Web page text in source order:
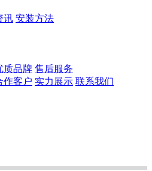
讯 安装方法
质品牌 售后服务
作客户 实力展示 联系我们